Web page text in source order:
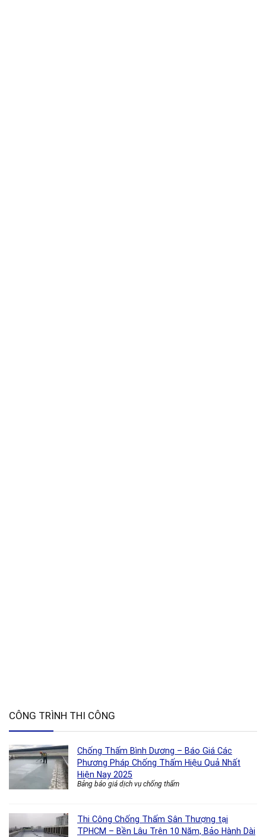
CÔNG TRÌNH THI CÔNG
Chống Thấm Bình Dương – Báo Giá Các
Phương Pháp Chống Thấm Hiệu Quả Nhất
Hiện Nay 2025
Bảng báo giá dịch vụ chống thấm
Thi Công Chống Thấm Sân Thượng tại
TPHCM – Bền Lâu Trên 10 Năm, Bảo Hành Dài